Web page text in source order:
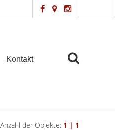
Kontakt
Anzahl der Objekte: 1 | 1